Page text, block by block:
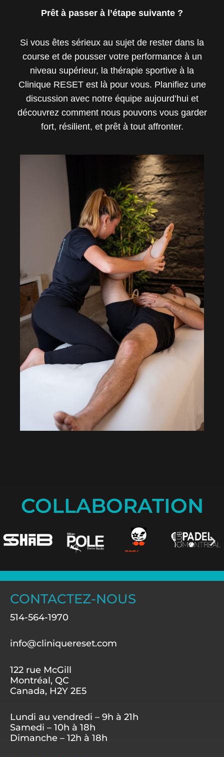
Prêt à passer à l’étape suivante ?
Si vous êtes sérieux au sujet de rester dans la
course et de pousser votre performance à un
niveau supérieur, la thérapie sportive à la
Clinique RESET est là pour vous. Planifiez une
discussion avec notre équipe aujourd’hui et
découvrez comment nous pouvons vous garder
fort, résilient, et prêt à tout affronter.
COLLABORATION
CONTACTEZ-NOUS
514-564-1970
info@cliniquereset.com
122 rue McGill
Montréal, QC
Canada, H2Y 2E5
Lundi au vendredi – 9h à 21h
Samedi – 10h à 18h
Dimanche – 12h à 18h